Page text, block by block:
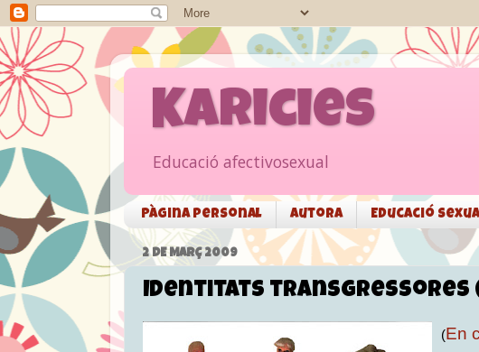
Karicies
Educació afectivosexual
Pàgina personal Autora Educació
2 DE MARÇ 2009
Identitats transgressores
(En